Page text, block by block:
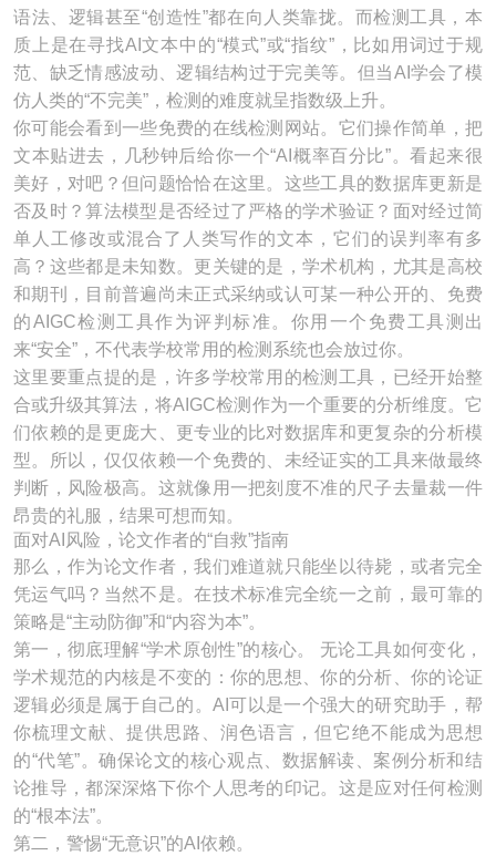
语法、逻辑甚至“创造性”都在向人类靠拢。而检测工具，本
质上是在寻找AI文本中的“模式”或“指纹”，比如用词过于规
范、缺乏情感波动、逻辑结构过于完美等。但当AI学会了模
仿人类的“不完美”，检测的难度就呈指数级上升。
你可能会看到一些免费的在线检测网站。它们操作简单，把
文本贴进去，几秒钟后给你一个“AI概率百分比”。看起来很
美好，对吧？但问题恰恰在这里。这些工具的数据库更新是
否及时？算法模型是否经过了严格的学术验证？面对经过简
单人工修改或混合了人类写作的文本，它们的误判率有多
高？这些都是未知数。更关键的是，学术机构，尤其是高校
和期刊，目前普遍尚未正式采纳或认可某一种公开的、免费
的AIGC检测工具作为评判标准。你用一个免费工具测出
来“安全”，不代表学校常用的检测系统也会放过你。
这里要重点提的是，许多学校常用的检测工具，已经开始整
合或升级其算法，将AIGC检测作为一个重要的分析维度。它
们依赖的是更庞大、更专业的比对数据库和更复杂的分析模
型。所以，仅仅依赖一个免费的、未经证实的工具来做最终
判断，风险极高。这就像用一把刻度不准的尺子去量裁一件
昂贵的礼服，结果可想而知。
面对AI风险，论文作者的“自救”指南
那么，作为论文作者，我们难道就只能坐以待毙，或者完全
凭运气吗？当然不是。在技术标准完全统一之前，最可靠的
策略是“主动防御”和“内容为本”。
第一，彻底理解“学术原创性”的核心。 无论工具如何变化，
学术规范的内核是不变的：你的思想、你的分析、你的论证
逻辑必须是属于自己的。AI可以是一个强大的研究助手，帮
你梳理文献、提供思路、润色语言，但它绝不能成为思想
的“代笔”。确保论文的核心观点、数据解读、案例分析和结
论推导，都深深烙下你个人思考的印记。这是应对任何检测
的“根本法”。
第二，警惕“无意识”的AI依赖。